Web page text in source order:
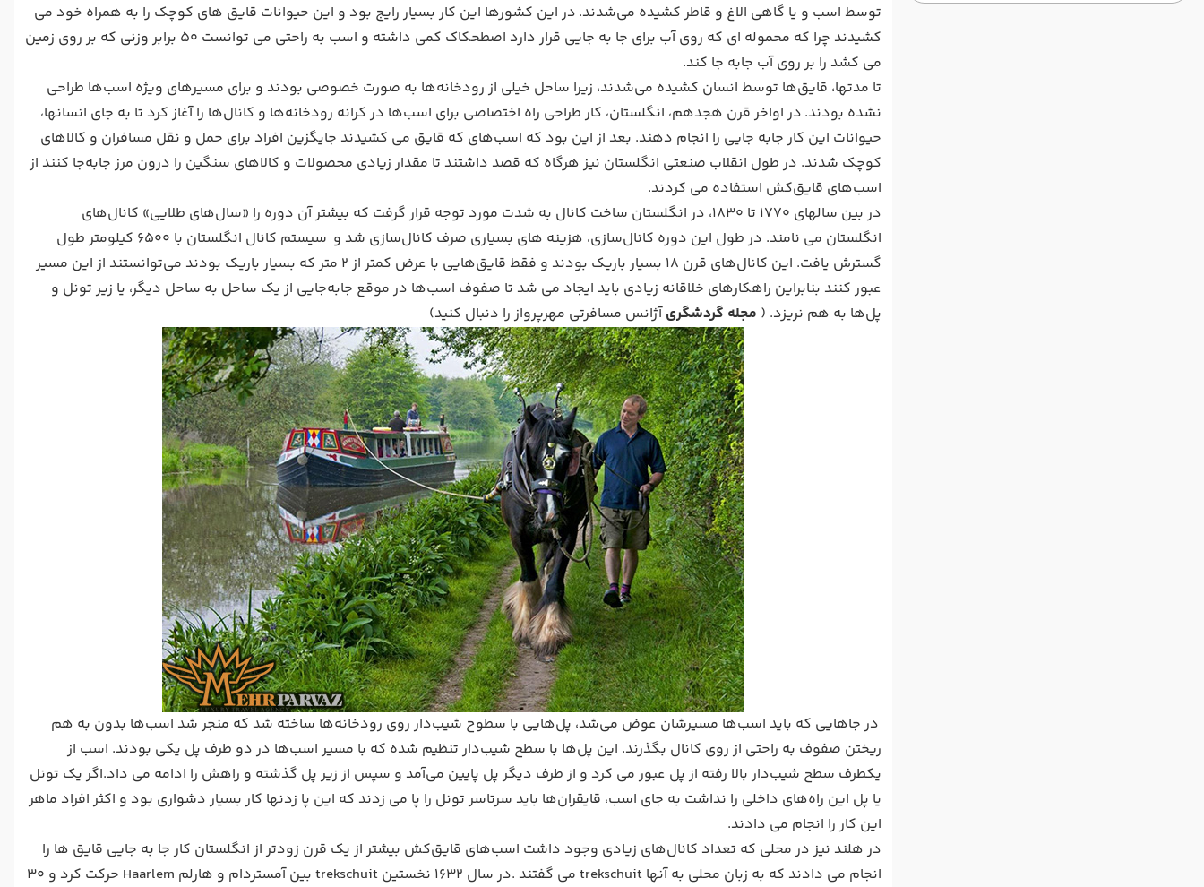
توسط اسب و یا گاهی الاغ و قاطر کشیده می‌شدند. در این کشورها این کار بسیار رایج بود و این حیوانات قایق های کوچک را به همراه خود می
کشیدند چرا که محموله ای که روی آب برای جا به جایی قرار دارد اصطحکاک کمی داشته و اسب به راحتی می توانست 50 برابر وزنی که بر روی زمین
می کشد را بر روی آب جابه جا کند.
تا مدتها، قایق‌ها توسط انسان کشیده می‌شدند، زیرا ساحل خیلی از رودخانه‌ها به صورت خصوصی بودند و برای مسیرهای ویژه اسب‌ها طراحی
نشده بودند. در اواخر قرن هجدهم، انگلستان، کار طراحی راه اختصاصی برای اسب‌ها در کرانه رودخانه‌ها و کانال‌ها را آغاز کرد تا به جای انسانها،
حیوانات این کار جابه جایی را انجام دهند. بعد از این بود که اسب‌های که قایق می کشیدند جایگزین افراد برای حمل‌ و نقل مسافران و کالاهای
کوچک شدند. در طول انقلاب صنعتی انگلستان نیز هرگاه که قصد داشتند تا مقدار زیادی محصولات و کالاهای سنگین را درون مرز جابه‌جا کنند از
اسب‌های قایق‌کش استفاده می کردند.
در بین سالهای ۱۷۷۰ تا ۱۸۳۰، در انگلستان ساخت کانال به شدت مورد توجه قرار گرفت که بیشتر آن دوره را «سال‌های طلایی» کانال‌های
انگلستان می نامند. در طول این دوره کانال‌سازی، هزینه های بسیاری صرف کانال‌سازی شد و سیستم کانال انگلستان با ۶۵۰۰ کیلومتر طول
گسترش یافت. این کانال‌های قرن ۱۸ بسیار باریک بودند و فقط قایق‌هایی با عرض کمتر از ۲ متر که بسیار باریک بودند می‌توانستند از این مسیر
عبور کنند بنابراین راهکارهای خلاقانه زیادی باید ایجاد می شد تا صفوف اسب‌ها در موقع جابه‌جایی از یک ساحل به ساحل دیگر، یا زیر تونل و
پل‌ها به هم نریزد. ( مجله گردشگریآژانس مسافرتی مهرپرواز را دنبال کنید)
در جاهایی که باید اسب‌ها مسیرشان عوض می‌شد، پل‌هایی با سطوح شیب‌دار روی رودخانه‌ها ساخته شد که منجر شد اسب‌ها بدون به هم
ریختن صفوف به راحتی از روی کانال بگذرند. این پل‌ها با سطح شیب‌دار تنظیم شده که با مسیر اسب‌ها در دو طرف پل یکی بودند. اسب از
یکطرف سطح شیب‌دار بالا رفته از پل عبور می کرد و از طرف دیگر پل پایین می‌آمد و سپس از زیر پل گذشته و راهش را ادامه می داد.اگر یک تونل
یا پل این راه‌های داخلی را نداشت به جای اسب، قایقران‌ها باید سرتاسر تونل را پا می زدند که این پا زدنها کار بسیار دشواری بود و اکثر افراد ماهر
این کار را انجام می دادند.
در هلند نیز در محلی که تعداد کانال‌های زیادی وجود داشت اسب‌های قایق‌کش بیشتر از یک قرن زودتر از انگلستان کار جا به جایی قایق ها را
انجام می دادند که به زبان محلی به آنها trekschuit می گفتند .در سال 1632 نخستین trekschuit بین آمستردام و هارلم Haarlem حرکت کرد و ۳۰